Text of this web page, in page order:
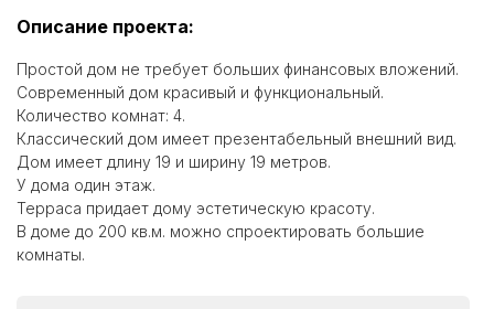
Описание проекта:
Простой дом не требует больших финансовых вложений.
Современный дом красивый и функциональный.
Количество комнат: 4.
Классический дом имеет презентабельный внешний вид.
Дом имеет длину 19 и ширину 19 метров.
У дома один этаж.
Терраса придает дому эстетическую красоту.
В доме до 200 кв.м. можно спроектировать большие
комнаты.